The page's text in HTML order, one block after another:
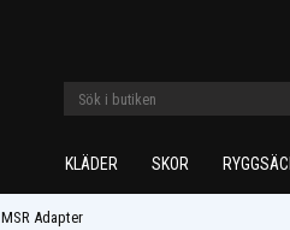
KLÄDER SKOR
MSR Adapter